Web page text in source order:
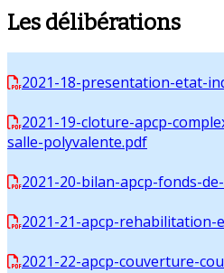
Les délibérations
2021-18-presentation-etat-
2021-19-cloture-apcp-
salle-polyvalente.pdf
2021-20-bilan-apcp-fonds-
2021-21-apcp-rehabilitation-
2021-22-apcp-couverture-